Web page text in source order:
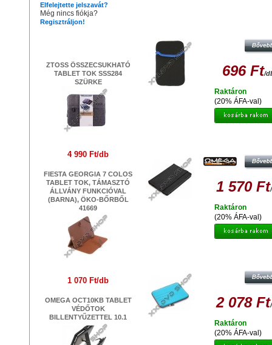
Elfelejtette jelszavát?
Még nincs fiókja?
Regisztráljon!
ZTOSS ÖSSZECSUKHATÓ
TABLET TOK SSS284
SZÜRKE
4 990 Ft/db
FIESTA GEORGIA 7 COLOS
TABLET TOK, TÁMASZTÓ
ÁLLVÁNY FUNKCIÓVAL
(BARNA), ÖKO-BŐRBŐL
41669
1 070 Ft/db
OMEGA OCT10KB TABLET
VÉDŐTOK
BILLENTYŰZETTEL 10.1
696 Ft/
(20% ÁFA-val)
Raktáron
1 570 Ft
(20% ÁFA-val)
Raktáron
2 078 Ft
(20% ÁFA-val)
Raktáron